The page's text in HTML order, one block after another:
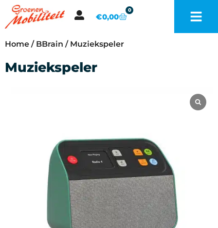
€0,00
0
Home / BBrain / Muziekspeler
Muziekspeler